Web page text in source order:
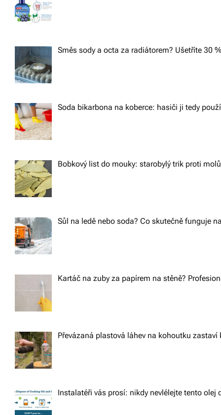
Směs sody a octa za radiátorem? Ušetříte 30
Soda bikarbona na koberce: hasiči ji tedy
Bobkový list do mouky: starobylý trik proti
Sůl na ledě nebo soda? Co skutečně funguje
Kartáč na zuby za papírem na stěně?
Převázaná plastová láhev na kohoutku zastaví
Instalatéři vás prosí: nikdy nevlélejte tento olej